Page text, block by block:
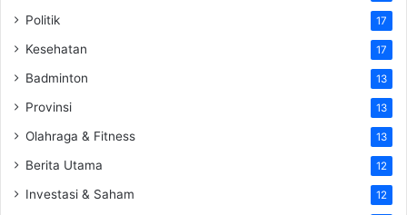
Politik 17
Kesehatan 17
Badminton 13
Provinsi 13
Olahraga & Fitness 13
Berita Utama 12
Investasi & Saham 12